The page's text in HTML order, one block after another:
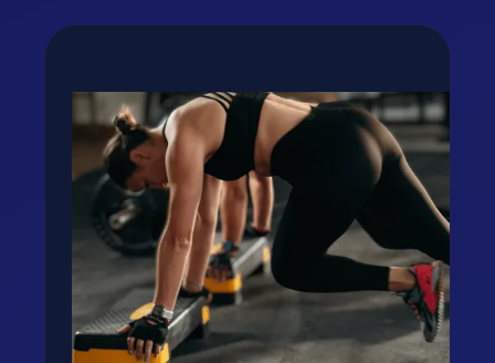
Fogyj, izmosodj te is a
GetFIT App-al!
Kalória és tápanyag terv, több száz recept,
edzés vár rád appunkban - kattints a
gombra, rakjuk össze tervedet!
Kipróbálom az appot! →